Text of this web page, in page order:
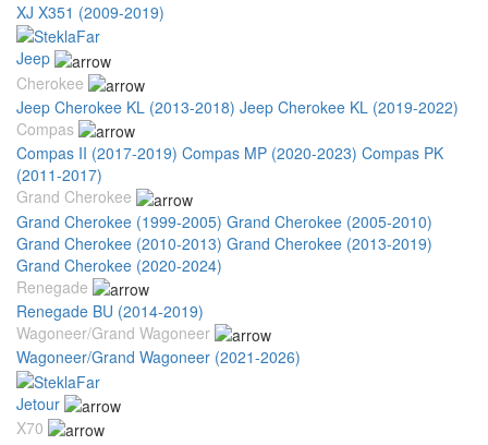
XJ X351 (2009-2019)
Jeep
Cherokee
Jeep Cherokee KL (2013-2018) Jeep Cherokee KL (2019-2022)
Compas
Compas II (2017-2019) Compas MP (2020-2023) Compas PK
(2011-2017)
Grand Cherokee
Grand Cherokee (1999-2005) Grand Cherokee (2005-2010)
Grand Cherokee (2010-2013) Grand Cherokee (2013-2019)
Grand Cherokee (2020-2024)
Renegade
Renegade BU (2014-2019)
Wagoneer/Grand Wagoneer
Wagoneer/Grand Wagoneer (2021-2026)
Jetour
X70